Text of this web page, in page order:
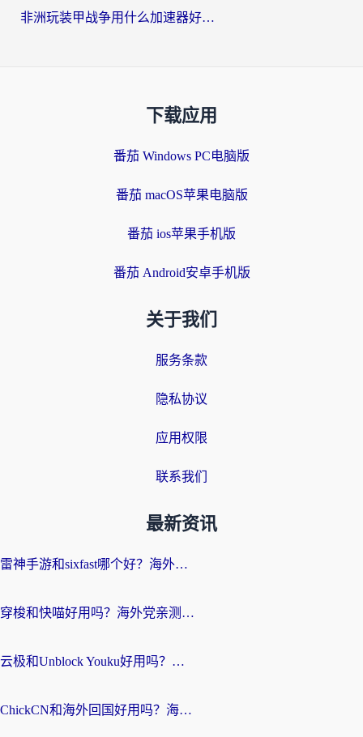
非洲玩装甲战争用什么加速器好？海外党亲测有效的国服游戏加速方案
下载应用
番茄 Windows PC电脑版
番茄 macOS苹果电脑版
番茄 ios苹果手机版
番茄 Android安卓手机版
关于我们
服务条款
隐私协议
应用权限
联系我们
最新资讯
雷神手游和sixfast哪个好？海外党亲测3款回国加速器，教你选对不踩坑
穿梭和快喵好用吗？海外党亲测：小众加速器对比+番茄加速器深度体验
云极和Unblock Youku好用吗？海外党亲测+2026回国加速器避坑指南
ChickCN和海外回国好用吗？海外党2026亲测：从手游到影音，选对加速器的3个关键